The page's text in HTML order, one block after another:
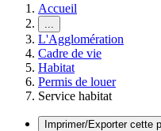
Accueil
...
L'Agglomération
Cadre de vie
Habitat
Permis de louer
Service habitat
Imprimer/Exporter cette